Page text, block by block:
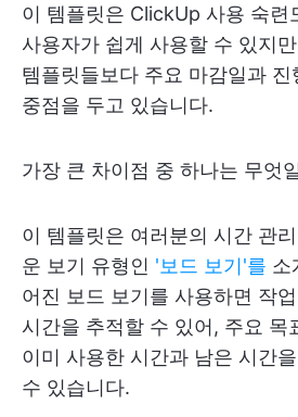
이 템플릿은 ClickUp 사용 숙련
사용자가 쉽게 사용할 수 있지
템플릿들보다 주요 마감일과 진
중점을 두고 있습니다.
가장 큰 차이점 중 하나는 무엇
이 템플릿은 여러분의 시간 관
운 보기 유형인 '보드 보기'를 소
어진 보드 보기를 사용하면 작
시간을 추적할 수 있어, 주요 목
이미 사용한 시간과 남은 시간
수 있습니다.